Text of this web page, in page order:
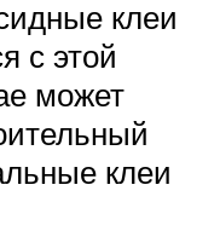
клеи
с этой
может
клеи